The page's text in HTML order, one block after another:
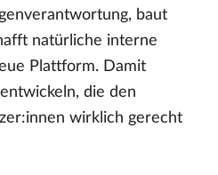
baut
natürliche interne
Plattform. Damit
die den
wirklich gerecht